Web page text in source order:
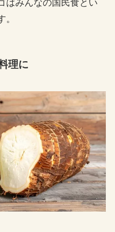
はみんなの国民食とい
理に